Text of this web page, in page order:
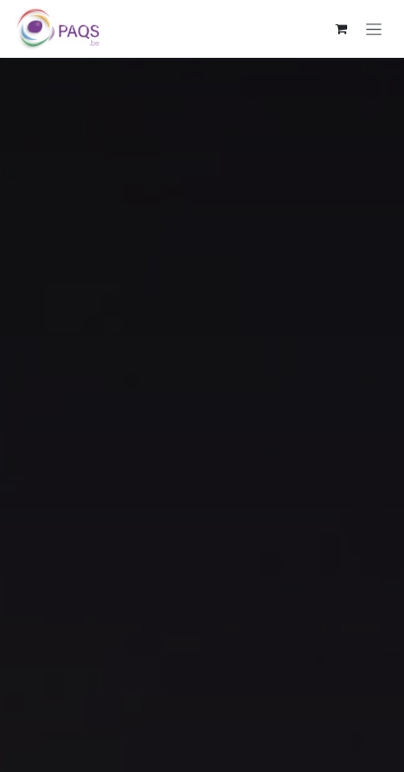
OVERSLAAN NAAR INHOUD